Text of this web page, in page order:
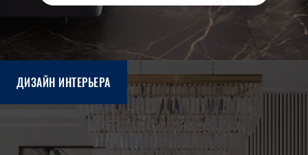
ДИЗАЙН ИНТЕРЬЕРА